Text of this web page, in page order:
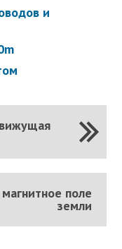
и
поле
земли